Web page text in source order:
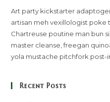
Art party kickstarter
artisan meh vexillologist poke
Chartreuse poutine man bun
master cleanse, freegan
yola mustache pitchfork post-
Recent Posts